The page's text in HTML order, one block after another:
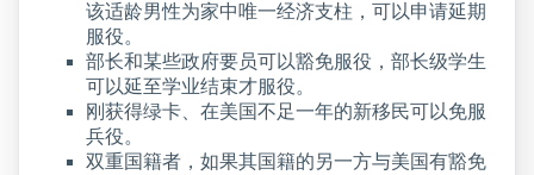
该适龄男性为家中唯一经济支柱，可以申请延期
服役。
部长和某些政府要员可以豁免服役，部长级学生
可以延至学业结束才服役。
刚获得绿卡、在美国不足一年的新移民可以免服
兵役。
双重国籍者，如果其国籍的另一方与美国有豁免